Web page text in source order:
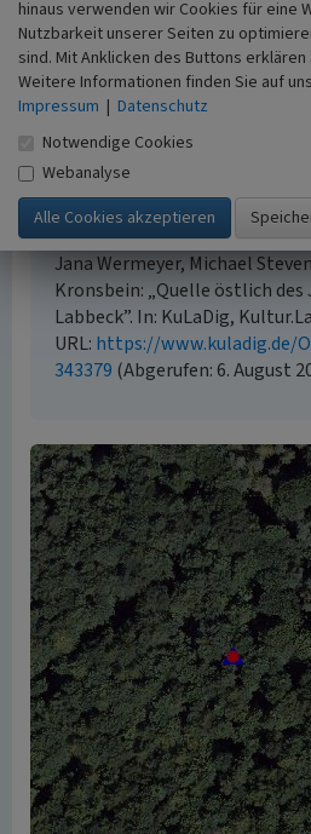
Empfohlene Zitierweise
Urheberrechtlicher Hinweis
Der hier präsentierte Inhalt
Lizenz CC BY 4.0
Medien unterliegen
urheberrechtlichen
ausgewiesen sind.
Empfohlene Zitierweise
Jana Wermeyer, Michael
Kronsbein: „Quelle östlich
Labbeck”. In: KuLaDig,
URL: https://www.kuladig.de/
343379 (Abgerufen: 6. August
hinaus verwenden wir Cookies für eine
Nutzbarkeit unserer Seiten zu
sind. Mit Anklicken des Buttons erklären
Weitere Informationen finden Sie auf
Impressum | Datenschutz
Notwendige Cookies
Webanalyse